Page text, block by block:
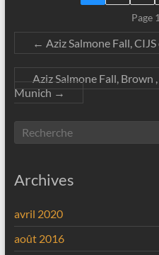
Page
← Aziz Salmone Fall,
Aziz Salmone Fall, Brown
Munich→
Archives
avril 2020
août 2016